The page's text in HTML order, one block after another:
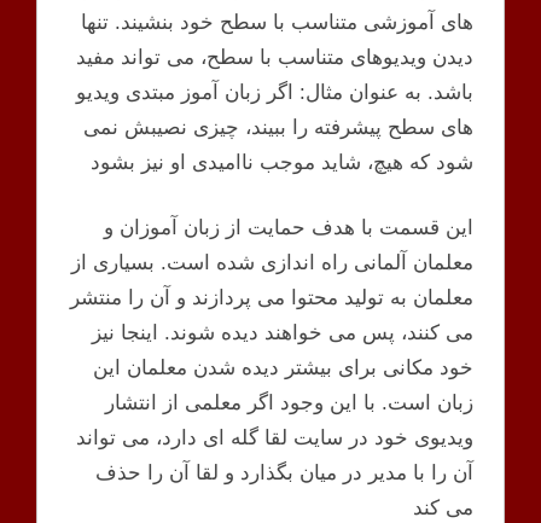
های آموزشی متناسب با سطح خود بنشیند. تنها
دیدن ویدیوهای متناسب با سطح، می تواند مفید
باشد. به عنوان مثال: اگر زبان آموز مبتدی ویدیو
های سطح پیشرفته را ببیند، چیزی نصیبش نمی
شود که هیچ، شاید موجب ناامیدی او نیز بشود
این قسمت با هدف حمایت از زبان آموزان و
معلمان آلمانی راه اندازی شده است. بسیاری از
معلمان به تولید محتوا می پردازند و آن را منتشر
می کنند، پس می خواهند دیده شوند. اینجا نیز
خود مکانی برای بیشتر دیده شدن معلمان این
زبان است. با این وجود اگر معلمی از انتشار
ویدیوی خود در سایت لقا گله ای دارد، می تواند
آن را با مدیر در میان بگذارد و لقا آن را حذف
می کند